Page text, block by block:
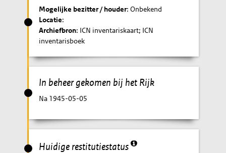
Mogelijke bezitter / houder: Onbekend
Locatie:
Archiefbron: ICN inventariskaart; ICN
inventarisboek
In beheer gekomen bij het Rijk
Na 1945-05-05
Huidige restitutiestatus